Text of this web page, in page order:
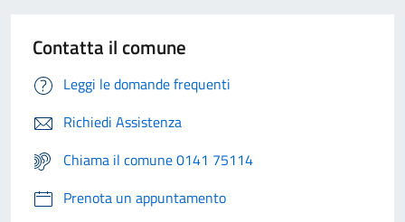
Contatta il comune
Leggi le domande frequenti
Richiedi Assistenza
Chiama il comune 0141 75114
Prenota un appuntamento